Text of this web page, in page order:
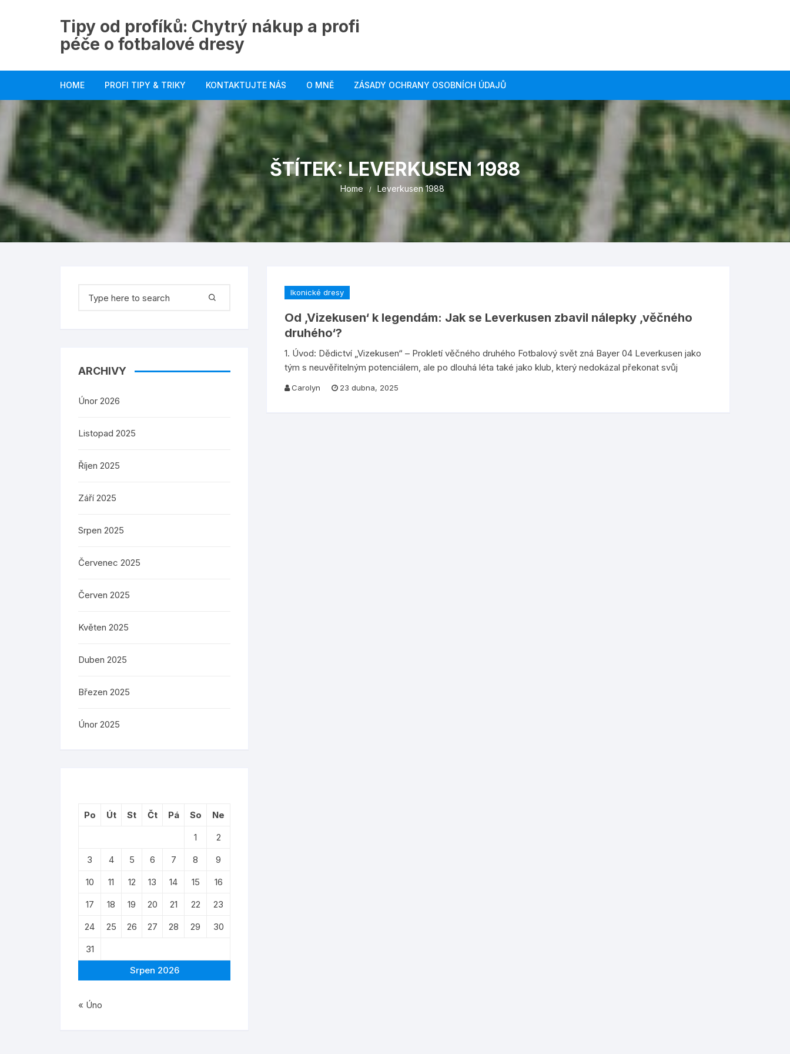
Tipy od profíků: Chytrý nákup a profi
péče o fotbalové dresy
HOME PROFI TIPY & TRIKY KONTAKTUJTE NÁS O MNĚ ZÁSADY OCHRANY OSOBNÍCH ÚDAJŮ
ŠTÍTEK:LEVERKUSEN 1988
Home Leverkusen 1988
Ikonické dresy
Od ‚Vizekusen‘ k legendám: Jak se Leverkusen zbavil nálepky ‚věčného
druhého‘?
1. Úvod: Dědictví „Vizekusen“ – Prokletí věčného druhého Fotbalový svět zná Bayer 04 Leverkusen jako
tým s neuvěřitelným potenciálem, ale po dlouhá léta také jako klub, který nedokázal překonat svůj
Carolyn 23 dubna, 2025
for:
ARCHIVY
Únor 2026
Listopad 2025
Říjen 2025
Září 2025
Srpen 2025
Červenec 2025
Červen 2025
Květen 2025
Duben 2025
Březen 2025
Únor 2025
Srpen 2026
Po Út St Čt Pá So
Ne
1
2
3
4 5 6 7 8
9
10
11 12 13 14 15
16
17
18 19 20 21 22
23
24
25 26 27 28 29
30
31
« Úno